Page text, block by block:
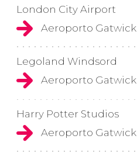
London City Airport
Aeroporto Gatwick
Legoland Windsord
Aeroporto Gatwick
Harry Potter Studios
Aeroporto Gatwick